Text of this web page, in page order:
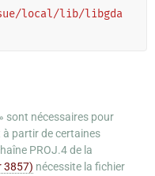
local/lib/libgda
sont nécessaires pour
partir de certaines
PROJ.4 de la
3857) nécessite la fichier